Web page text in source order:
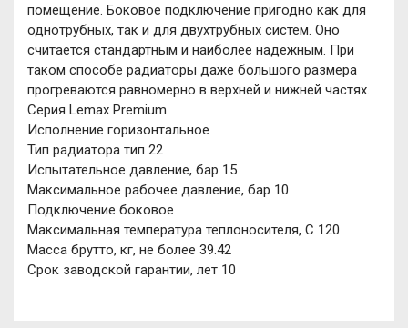
помещение. Боковое подключение пригодно как для
однотрубных, так и для двухтрубных систем. Оно
считается стандартным и наиболее надежным. При
таком способе радиаторы даже большого размера
прогреваются равномерно в верхней и нижней частях.
Серия Lemax Premium
Исполнение горизонтальное
Тип радиатора тип 22
Испытательное давление, бар 15
Максимальное рабочее давление, бар 10
Подключение боковое
Максимальная температура теплоносителя, C 120
Масса брутто, кг, не более 39.42
Срок заводской гарантии, лет 10